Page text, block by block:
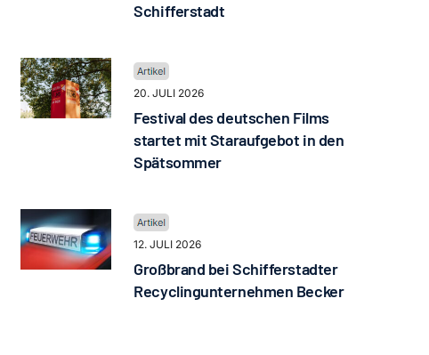
Schifferstadt
20. JULI 2026
Festival des deutschen Films
startet mit Staraufgebot in den
Spätsommer
12. JULI 2026
Großbrand bei Schifferstadter
Recyclingunternehmen Becker